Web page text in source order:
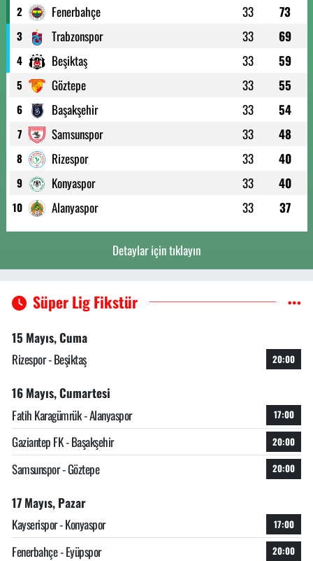
2 Fenerbahçe 33 73
3 Trabzonspor 33 69
4 Beşiktaş 33 59
5 Göztepe 33 55
6 Başakşehir 33 54
7 Samsunspor 33 48
8 Rizespor 33 40
9 Konyaspor 33 40
10 Alanyaspor 33 37
Detaylar için tıklayın
Süper Lig Fikstür
15 Mayıs, Cuma
Rizespor - Beşiktaş
20:00
16 Mayıs, Cumartesi
Fatih Karagümrük - Alanyaspor
17:00
Gaziantep FK - Başakşehir 20:00
Samsunspor - Göztepe 20:00
17 Mayıs, Pazar
Kayserispor - Konyaspor
17:00
Fenerbahçe - Eyüpspor 20:00